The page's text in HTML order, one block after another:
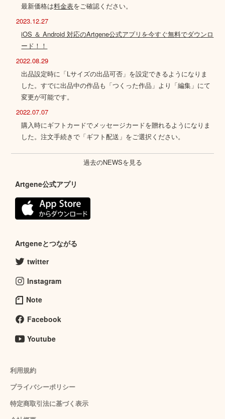
最新価格は料金表をご確認ください。
2023.12.27
iOS ＆ Android 対応のArtgene公式アプリを今すぐ無料でダウンロ
ード！！
2022.08.29
出品設定時に「Lサイズの出品可否」を設定できるようになりま
した。すでに出品中の作品も「つくった作品」より「編集」にて
変更が可能です。
2022.07.07
購入時にギフトカードでメッセージカードを贈れるようになりま
した。注文手続きで「ギフト配送」をご選択ください。
過去のNEWSを見る
Artgene公式アプリ
Artgeneとつながる
twitter
Instagram
Note
Facebook
Youtube
利用規約
プライバシーポリシー
特定商取引法に基づく表示